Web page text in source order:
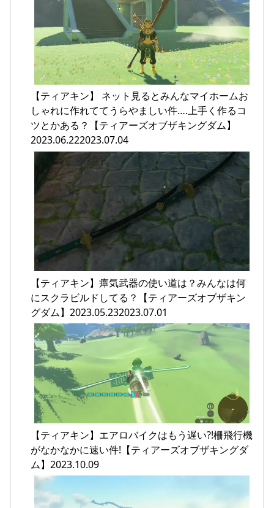
【ティアキン】 ネット見るとみんなマイホームお
しゃれに作れててうらやましい件….上手く作るコ
ツとかある？【ティアーズオブザキングダム】
2023.06.222023.07.04
【ティアキン】瘴気武器の使い道は？みんなは何
にスクラビルドしてる？【ティアーズオブザキン
グダム】2023.05.232023.07.01
【ティアキン】エアロバイクはもう遅い?!柵飛行機
がなかなかに速い件!【ティアーズオブザキングダ
ム】2023.10.09